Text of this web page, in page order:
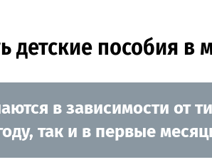
детские пособия в
в зависимости от
так и в первые